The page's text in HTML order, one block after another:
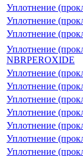
Уплотнение
Уплотнение
Уплотнение
Уплотнение
NBRPEROXIDE
Уплотнение
Уплотнение
Уплотнение
Уплотнение
Уплотнение
Уплотнение
Уплотнение